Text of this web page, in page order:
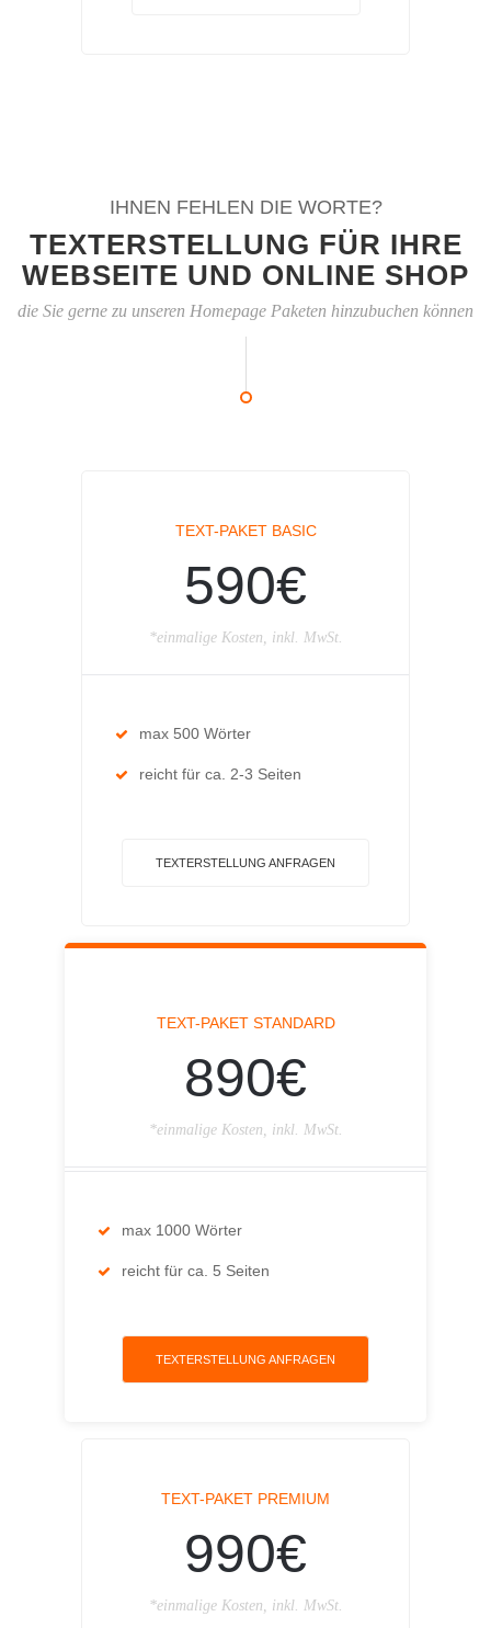
IHNEN FEHLEN DIE WORTE?
TEXTERSTELLUNG FÜR IHRE
WEBSEITE UND ONLINE SHOP
die Sie gerne zu unseren Homepage Paketen hinzubuchen können
TEXT-PAKET BASIC
590€
*einmalige Kosten, inkl. MwSt.
max 500 Wörter
reicht für ca. 2-3 Seiten
TEXTERSTELLUNG ANFRAGEN
TEXT-PAKET STANDARD
890€
*einmalige Kosten, inkl. MwSt.
max 1000 Wörter
reicht für ca. 5 Seiten
TEXTERSTELLUNG ANFRAGEN
TEXT-PAKET PREMIUM
990€
*einmalige Kosten, inkl. MwSt.